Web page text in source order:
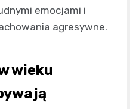
emocjami i
agresywne.
wieku